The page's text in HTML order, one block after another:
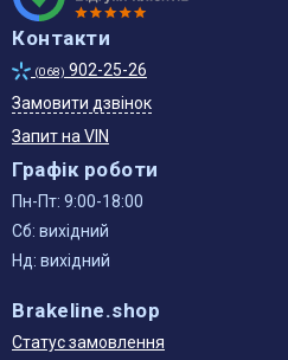
Контакти
(068) 902-25-26
Замовити дзвінок
Запит на VIN
Графік роботи
Пн-Пт: 9:00-18:00
Сб: вихідний
Нд: вихідний
Brakeline.shop
Статус замовлення